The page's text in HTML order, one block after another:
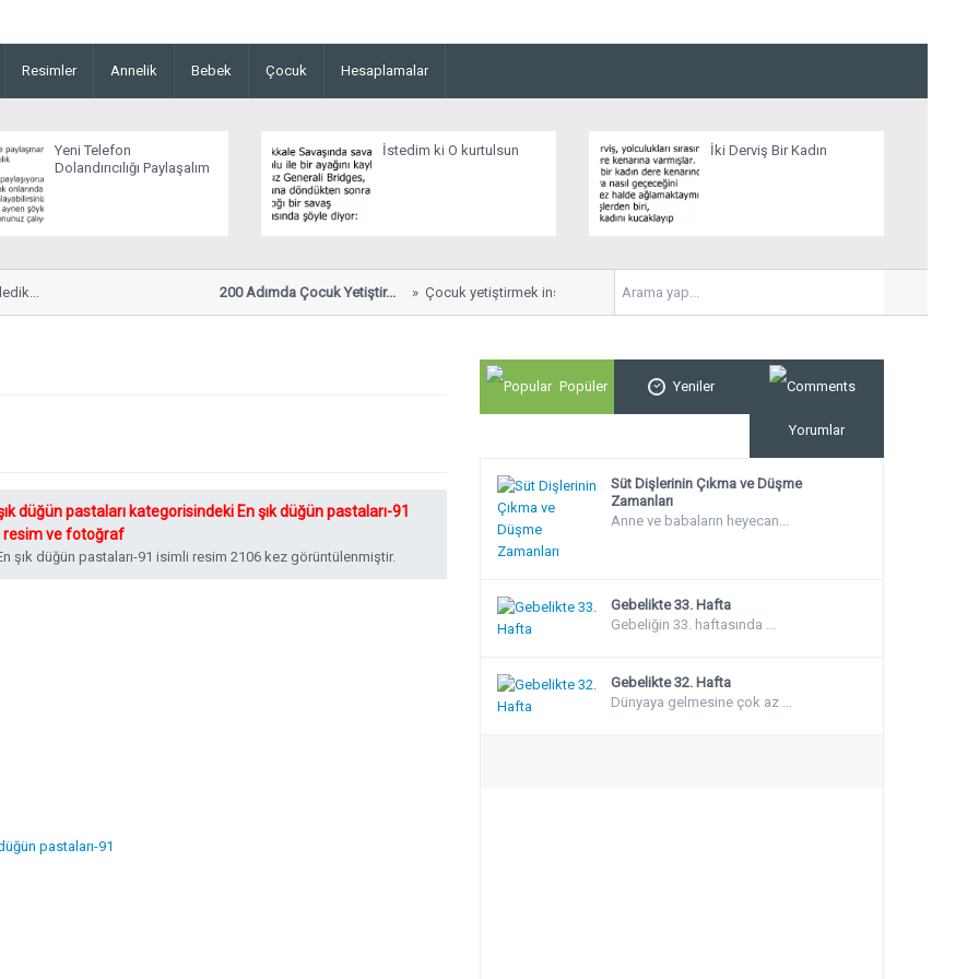
Resimler Annelik Bebek Çocuk Hesaplamalar
Yeni Telefon
Dolandırıcılığı Paylaşalım
İstedim ki O kurtulsun İki Derviş Bir Kadın
200 Adımda Çocuk Yetiştir... Çocuk yetiştirmek insan inşa etmektir. Bu nedenle ...
düğün pastaları kategorisindeki En şık düğün pastaları-91
resim ve fotoğraf
şık düğün pastaları-91 isimli resim 2106 kez görüntülenmiştir.
Popüler Yeniler
Yorumlar
Süt Dişlerinin Çıkma ve Düşme
Zamanları
Anne ve babaların heyecan...
Gebelikte 33. Hafta
Gebeliğin 33. haftasında ...
Gebelikte 32. Hafta
Dünyaya gelmesine çok az ...